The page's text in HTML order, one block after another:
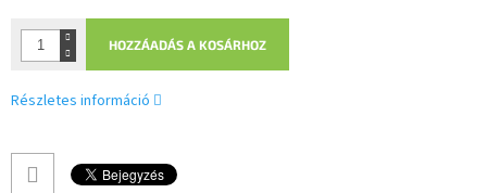
HOZZÁADÁS A KOSÁRHOZ
Részletes információ